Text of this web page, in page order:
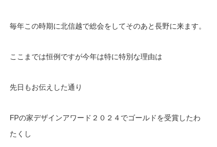
毎年この時期に北信越で総会をしてそのあと長野に来ます。
ここまでは恒例ですが今年は特に特別な理由は
先日もお伝えした通り
FPの家デザインアワード２０２４でゴールドを受賞したわ
たくし